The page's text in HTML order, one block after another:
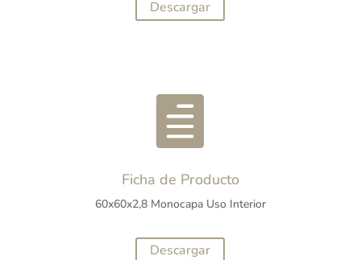
Descargar

Ficha de Producto
60x60x2,8 Monocapa Uso Interior
Descargar